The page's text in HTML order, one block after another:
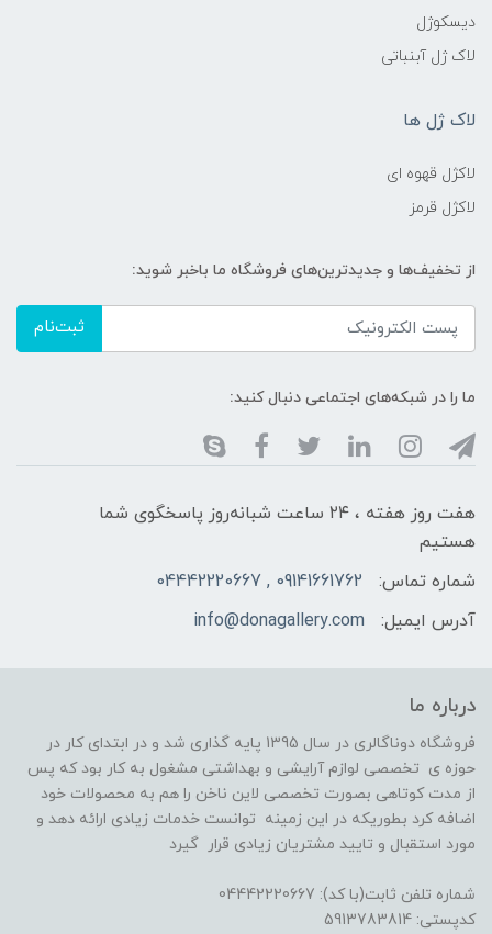
دیسکوژل
لاک ژل آبنباتی
لاک ژل ها
لاکژل قهوه ای
لاکژل قرمز
از تخفیف‌ها و جدیدترین‌های فروشگاه ما باخبر شوید:
ثبت‌نام
ما را در شبکه‌های اجتماعی دنبال کنید:
هفت روز هفته ، ۲۴ ساعت شبانه‌روز پاسخگوی شما
هستیم
شماره تماس:
09141661762 , 04442220667
آدرس ایمیل:
info@donagallery.com
درباره ما
فروشگاه دوناگالری در سال 1395 پایه گذاری شد و در ابتدای کار در
حوزه ی تخصصی لوازم آرایشی و بهداشتی مشغول به کار بود که پس
از مدت کوتاهی بصورت تخصصی لاین ناخن را هم به محصولات خود
اضافه کرد بطوریکه در این زمینه توانست خدمات زیادی ارائه دهد و
مورد استقبال و تایید مشتریان زیادی قرار گیرد
شماره تلفن ثابت(با کد): 04442220667
کدپستی: 5913783814